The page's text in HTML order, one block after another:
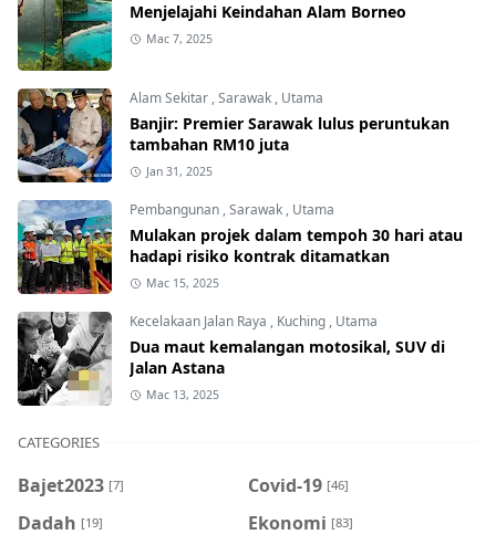
Menjelajahi Keindahan Alam Borneo
Mac 7, 2025
Alam Sekitar ,Sarawak , Utama
Banjir: Premier Sarawak lulus peruntukan
tambahan RM10 juta
Jan 31, 2025
Pembangunan ,Sarawak , Utama
Mulakan projek dalam tempoh 30 hari atau
hadapi risiko kontrak ditamatkan
Mac 15, 2025
Kecelakaan Jalan Raya , Kuching , Utama
Dua maut kemalangan motosikal, SUV di
Jalan Astana
Mac 13, 2025
CATEGORIES
Bajet2023 [7] Covid-19 [46]
Dadah [19] Ekonomi [83]